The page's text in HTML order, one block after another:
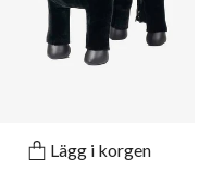
Lägg i korgen